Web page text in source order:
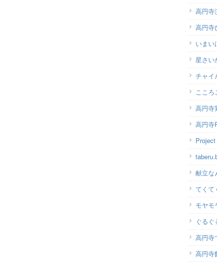
高円寺
高円寺
いまい
星さい
チャイ
こころ
高円寺
高円寺
献立な
てくて
モヤモ
ぐる
高円寺
高円寺